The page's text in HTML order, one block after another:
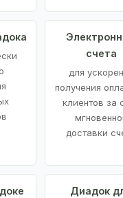
счета
для
получения
клиентов за
доставки
Диадок